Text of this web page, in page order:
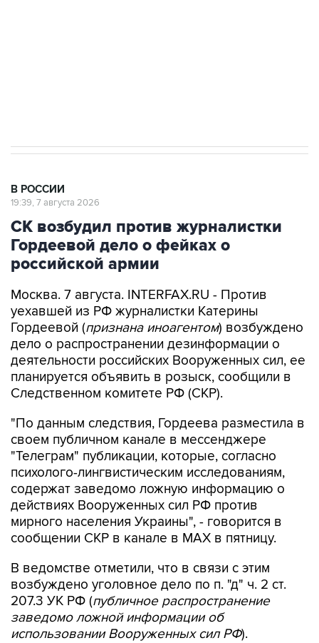
В РОССИИ
19:39, 7 августа 2026
СК возбудил против журналистки
Гордеевой дело о фейках о
российской армии
Москва. 7 августа. INTERFAX.RU - Против
уехавшей из РФ журналистки Катерины
Гордеевой (признана иноагентом) возбуждено
дело о распространении дезинформации о
деятельности российских Вооруженных сил, ее
планируется объявить в розыск, сообщили в
Следственном комитете РФ (СКР).
"По данным следствия, Гордеева разместила в
своем публичном канале в мессенджере
"Телеграм" публикации, которые, согласно
психолого-лингвистическим исследованиям,
содержат заведомо ложную информацию о
действиях Вооруженных сил РФ против
мирного населения Украины", - говорится в
сообщении СКР в канале в MAX в пятницу.
В ведомстве отметили, что в связи с этим
возбуждено уголовное дело по п. "д" ч. 2 ст.
207.3 УК РФ (публичное распространение
заведомо ложной информации об
использовании Вооруженных сил РФ).